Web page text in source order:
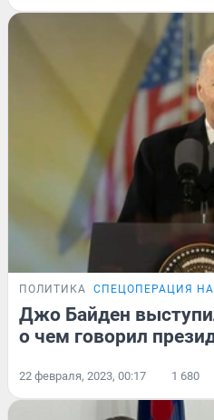
ПОЛИТИКА СПЕЦОПЕРАЦИЯ
Джо Байден
о чем говорил
22 февраля, 2023, 00:17 1 680